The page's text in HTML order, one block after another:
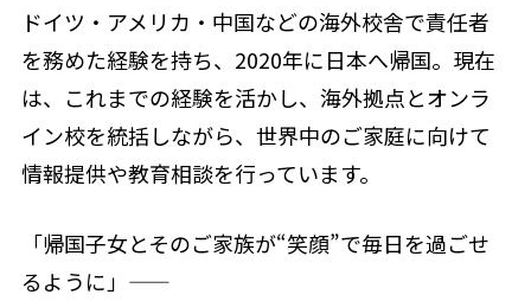
ドイツ・アメリカ・中国などの海外校舎で責任者
を務めた経験を持ち、2020年に日本へ帰国。現在
は、これまでの経験を活かし、海外拠点とオンラ
イン校を統括しながら、世界中のご家庭に向けて
情報提供や教育相談を行っています。
「帰国子女とそのご家族が“笑顔”で毎日を過ごせ
るように」——